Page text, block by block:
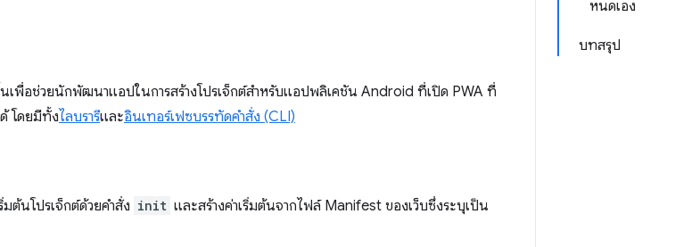
หนดเอง
บทสรุป
เพื่อช่วยนักพัฒนาแอปในการสร้างโปรเจ็กต์สําหรับแอปพลิเคชัน Android ที่เปิด PWA ที่
โดยมีทั้งไลบรารีและอินเทอร์เฟซบรรทัดคำสั่ง (CLI)
มต้นโปรเจ็กต์ด้วยคำสั่ง init และสร้างค่าเริ่มต้นจากไฟล์ Manifest ของเว็บซึ่งระบุเป็น